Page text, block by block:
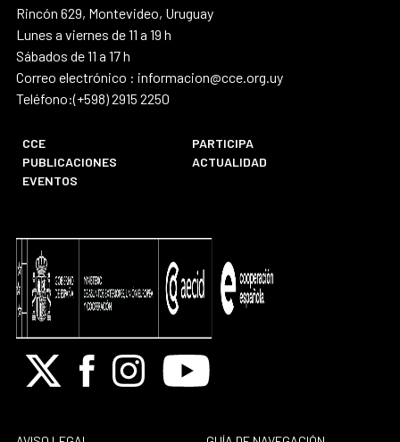
Rincón 629, Montevideo, Uruguay
Lunes a viernes de 11 a 19 h
Sábados de 11 a 17 h
Correo electrónico : informacion@cce.org.uy
Teléfono:(+598) 2915 2250
CCE
PARTICIPA
PUBLICACIONES
ACTUALIDAD
EVENTOS
X FacebookInstagramYoutube